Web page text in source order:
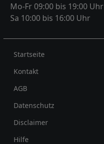
Mo-Fr 09:00 bis 19:00 Uhr
Sa 10:00 bis 16:00 Uhr
Rechtliches
Startseite
Kontakt
AGB
Datenschutz
Disclaimer
Hilfe